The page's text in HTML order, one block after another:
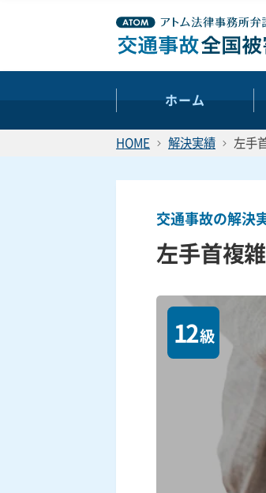
ホーム
HOME 解決実績 左手
交通事故の解決
左手首複
12級